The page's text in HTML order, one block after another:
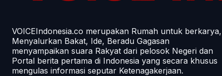
VOICEIndonesia.co merupakan Rumah untuk berkarya,
Menyalurkan Bakat, Ide, Beradu Gagasan
menyampaikan suara Rakyat dari pelosok Negeri dan
Portal berita pertama di Indonesia yang secara khusus
mengulas informasi seputar Ketenagakerjaan.